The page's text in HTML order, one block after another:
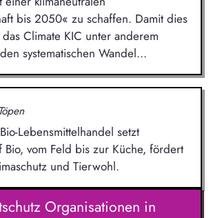
bis 2050« zu schaffen. Damit dies
Climate KIC unter anderem
systematischen Wandel...
Lebensmittelhandel setzt
Bio, vom Feld bis zur Küche, fördert
und Tierwohl.
Organisationen in